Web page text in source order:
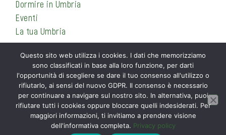
Dormire in Umbria
Eventi
La tua Umbria
Informazioni
Privacy Policy
Cookie Policy
Contattami
Questo sito web utilizza i cookies. I dati che memorizziamo
sono classificati in base alla loro funzione, per darti
l'opportunità di scegliere se dare il tuo consenso all'utilizzo o
rifiutarlo, ai sensi del nuovo GDPR. Il consenso è necessario
per continuare a navigare sul nostro sito. In alternativa, puoi
rifiutare tutti i cookies oppure bloccare quelli indesiderati. Per
maggiori informazioni, ti invitiamo a prendere visione
dell'informativa completa. Privacy policy